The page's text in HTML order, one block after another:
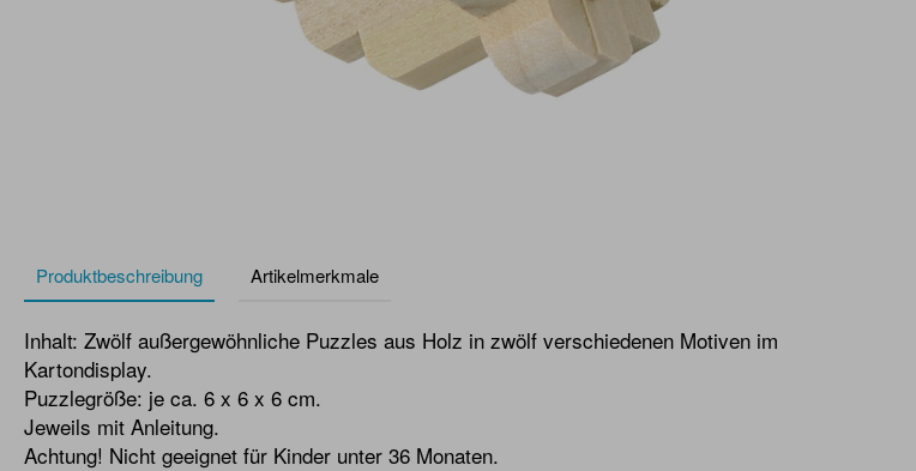
Produktbeschreibung Artikelmerkmale
Inhalt: Zwölf außergewöhnliche Puzzles aus Holz in zwölf verschiedenen Motiven im
Kartondisplay.
Puzzlegröße: je ca. 6 x 6 x 6 cm.
Jeweils mit Anleitung.
Achtung! Nicht geeignet für Kinder unter 36 Monaten.